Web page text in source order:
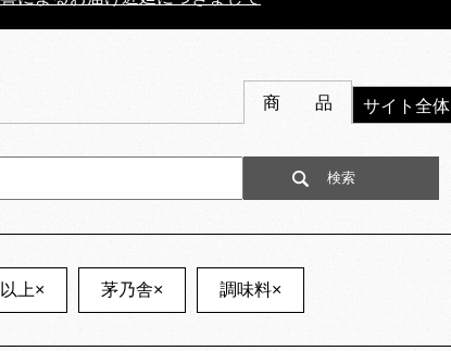
商 品 サイト全体
上× 茅乃舎× 調味料×